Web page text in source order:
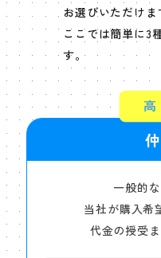
土地 狭山市中央1丁目の
中古戸建 狭山市広瀬東4丁目
中古戸建 狭山市柏原の中古
狭山市富士見2丁
狭山市広瀬1丁目の
お選びいただけま
ここでは簡単に3
す。
高
一般的
当社が購入希
代金の授受